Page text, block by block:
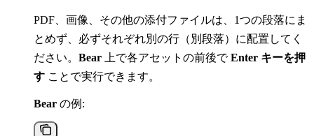
PDF、画像、その他の添付ファイルは、1つの段落にま
とめず、必ずそれぞれ別の行（別段落）に配置してく
ださい。 Bear 上で各アセットの前後でEnter キーを押
す ことで実行できます。
Bear の例: